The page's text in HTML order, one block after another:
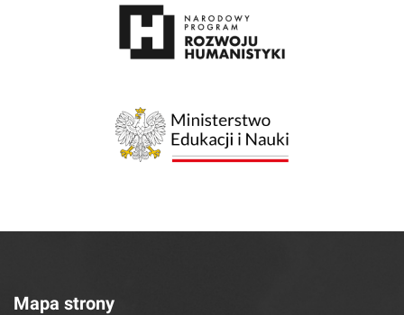
Mapa strony